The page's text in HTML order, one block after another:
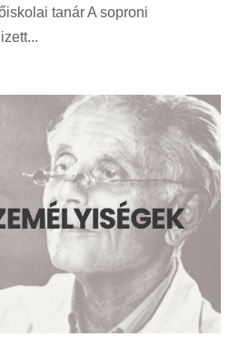
tanár A soproni